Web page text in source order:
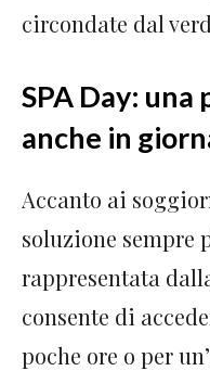
circondate dal
SPA Day:
anche in
Accanto ai
soluzione sempre
rappresentata
consente di
poche ore o per